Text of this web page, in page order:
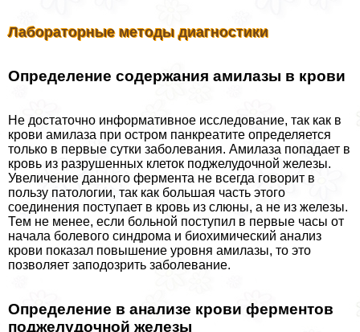
Лабораторные методы диагностики
Определение содержания амилазы в крови
Не достаточно информативное исследование, так как в
крови амилаза при остром панкреатите определяется
только в первые сутки заболевания. Амилаза попадает в
кровь из разрушенных клеток поджелудочной железы.
Увеличение данного фермента не всегда говорит в
пользу патологии, так как большая часть этого
соединения поступает в кровь из слюны, а не из железы.
Тем не менее, если больной поступил в первые часы от
начала болевого синдрома и биохимический анализ
крови показал повышение уровня амилазы, то это
позволяет заподозрить заболевание.
Определение в анализе крови ферментов
поджелудочной железы